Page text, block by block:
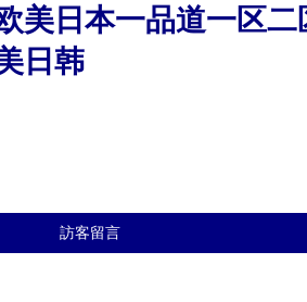
美日本一品道一区
日韩
訪客留言